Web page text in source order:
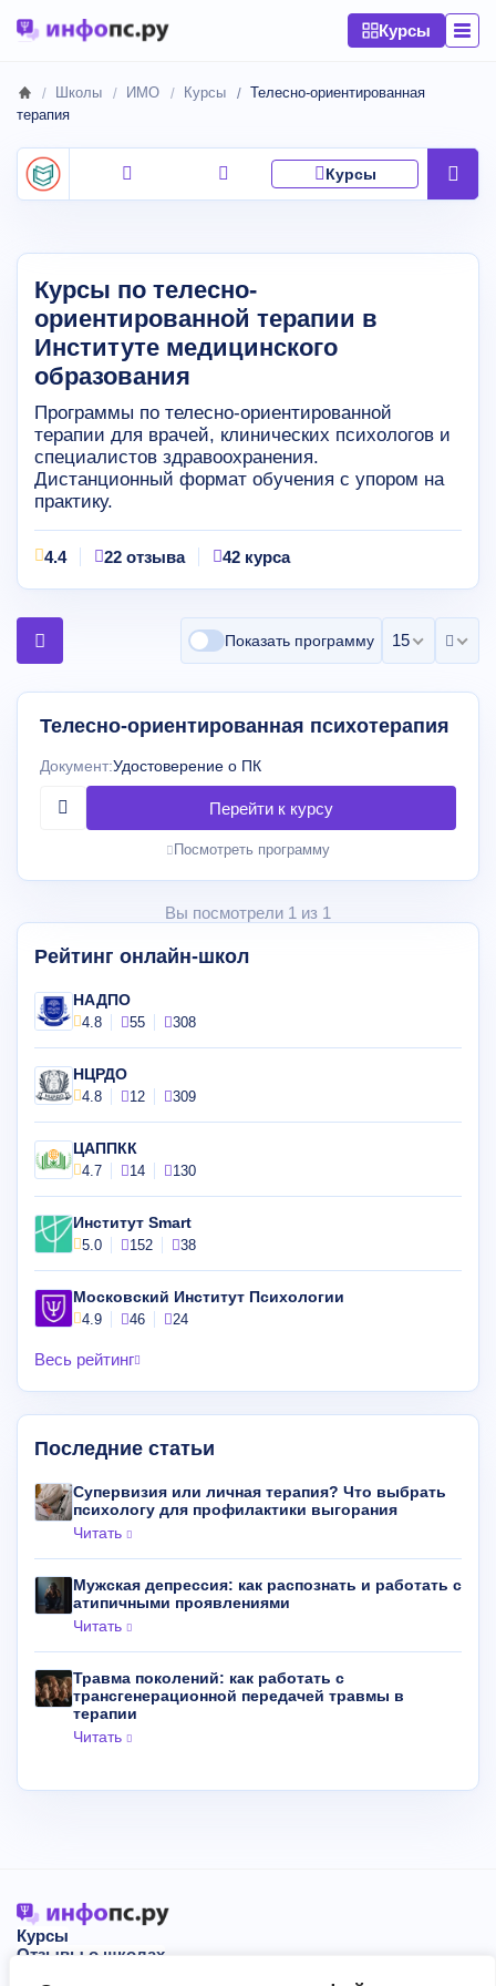
Курсы
Школы ИМО Курсы
Телесно-ориентированная
терапия
Курсы по телесно-
ориентированной терапии в
Институте медицинского
образования
Программы по телесно-ориентированной
терапии для врачей, клинических психологов и
специалистов здравоохранения.
Дистанционный формат обучения с упором на
практику.
4.4 22 отзыва 42 курса
Показать программу 15 на
Телесно-ориентированная психотерапия
Документ:Удостоверение о ПК
Посмотреть программу
Вы посмотрели 1 из 1
Курсы
Рейтинг онлайн-школ
НАДПО
4.8 55 308
НЦРДО
4.8 12 309
ЦАППКК
4.7 14 130
Институт Smart
5.0 152 38
Московский Институт Психологии
4.9 46 24
Весь рейтинг
Последние статьи
Супервизия или личная терапия? Что выбрать
психологу для профилактики выгорания
Читать
Мужская депрессия: как распознать и работать с
атипичными проявлениями
Читать
Травма поколений: как работать с
трансгенерационной передачей травмы в
терапии
Читать
Курсы
Отзывы о школах